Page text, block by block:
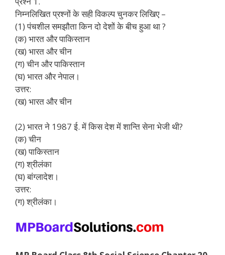
निम्नलिखित प्रश्नों के सही विकल्प चुनकर लिखिए –
(1) पंचशील समझौता किन दो देशों के बीच हुआ था ?
(क) भारत और पाकिस्तान
(ख) भारत और चीन
(ग) चीन और पाकिस्तान
(घ) भारत और नेपाल।
उत्तर:
(ख) भारत और चीन
(2) भारत ने 1987 ई. में किस देश में शान्ति सेना भेजी थी?
(क) चीन
(ख) पाकिस्तान
(ग) श्रीलंका
(घ) बांग्लादेश।
उत्तर:
(ग) श्रीलंका।